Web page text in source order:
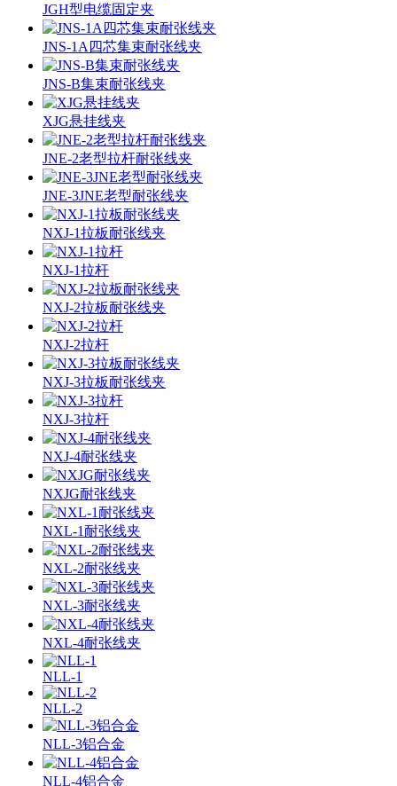
JGH型电缆固定夹
JNS-1A四芯集束耐张线夹
JNS-B集束耐张线夹
XJG悬挂线夹
JNE-2老型拉杆耐张线夹
JNE-3JNE老型耐张线夹
NXJ-1拉板耐张线夹
NXJ-1拉杆
NXJ-2拉板耐张线夹
NXJ-2拉杆
NXJ-3拉板耐张线夹
NXJ-3拉杆
NXJ-4耐张线夹
NXJG耐张线夹
NXL-1耐张线夹
NXL-2耐张线夹
NXL-3耐张线夹
NXL-4耐张线夹
NLL-1
NLL-2
NLL-3铝合金
NLL-4铝合金